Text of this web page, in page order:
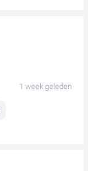
1 week geleden